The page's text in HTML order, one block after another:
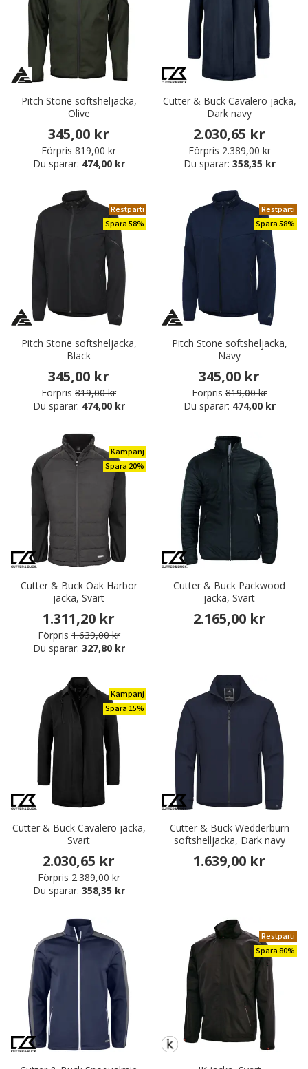
Pitch Stone softsheljacka,
Olive
345,00 kr
Förpris 819,00 kr
Du sparar: 474,00 kr
Cutter & Buck Cavalero jacka,
Dark navy
2.030,65 kr
Förpris 2.389,00 kr
Du sparar: 358,35 kr
Restparti
Spara 58%
Pitch Stone softsheljacka,
Black
345,00 kr
Förpris 819,00 kr
Du sparar: 474,00 kr
Restparti
Spara 58%
Pitch Stone softsheljacka,
Navy
345,00 kr
Förpris 819,00 kr
Du sparar: 474,00 kr
Kampanj
Spara 20%
Cutter & Buck Oak Harbor
jacka, Svart
1.311,20 kr
Förpris 1.639,00 kr
Du sparar: 327,80 kr
Cutter & Buck Packwood
jacka, Svart
2.165,00 kr
Kampanj
Spara 15%
Cutter & Buck Cavalero jacka,
Svart
2.030,65 kr
Förpris 2.389,00 kr
Du sparar: 358,35 kr
Cutter & Buck Wedderburn
softshelljacka, Dark navy
1.639,00 kr
Restparti
Spara 80%